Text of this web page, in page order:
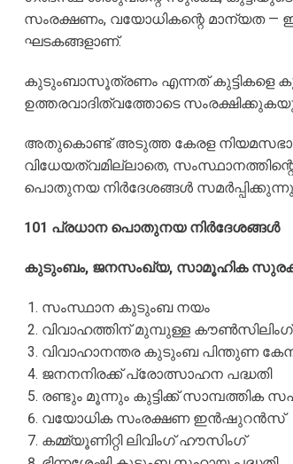
സംരക്ഷണം, വയോധികന്റെ മാന്യത —
ഘടകങ്ങളാണ്.
കുടുംബാസൂത്രണം എന്നത് കുട്ടികളെ
ഉത്തരവാദിത്വത്തോടെ
അതുകൊണ്ട് അടുത്ത കേരള നിയമസഭാ
വിധേയത്വമില്ലാതെ,
പൊതുനയ നിർദേശങ്ങൾ
101 പ്രധാന പൊതുനയ നിർദേശങ്ങൾ
കുടുംബം, ജനസംഖ്യ, സാമൂഹിക സുരക്ഷ
സംസ്ഥാന കുടുംബ നയം
വിവാഹത്തിന് മുമ്പുള്ള കൗൺസിലിംഗ്
വിവാഹാനന്തര കുടുംബ പിന്തുണ
ജനനനിരക്ക് പ്രോത്സാഹന പദ്ധതി
രണ്ടും മൂന്നും കുട്ടിക്ക് സാമ്പത്തിക
വയോധിക സംരക്ഷണ ഇൻഷുറൻസ്
കമ്മ്യൂണിറ്റി ലിവിംഗ് ഹൗസിംഗ്